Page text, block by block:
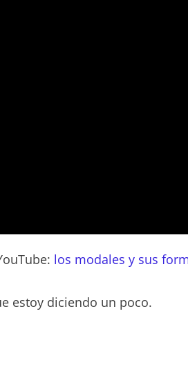
los modales y sus
estoy diciendo un poco.